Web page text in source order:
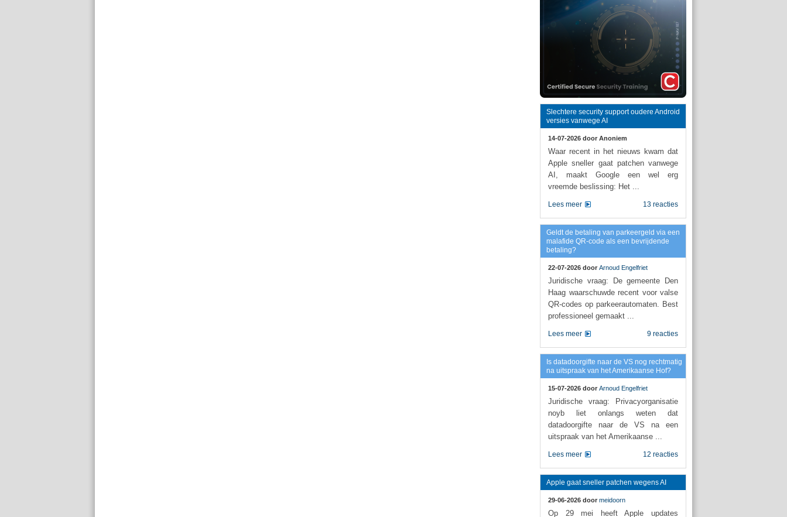
Slechtere security support oudere Android
versies vanwege AI
14-07-2026 door Anoniem
Waar recent in het nieuws kwam dat
Apple sneller gaat patchen vanwege
AI, maakt Google een wel erg
vreemde beslissing: Het ...
13 reacties
Lees meer
Geldt de betaling van parkeergeld via een
malafide QR-code als een bevrijdende
betaling?
22-07-2026 door Arnoud Engelfriet
Juridische vraag: De gemeente Den
Haag waarschuwde recent voor valse
QR-codes op parkeerautomaten. Best
professioneel gemaakt ...
9 reacties
Lees meer
Is datadoorgifte naar de VS nog rechtmatig
na uitspraak van het Amerikaanse Hof?
15-07-2026 door Arnoud Engelfriet
Juridische vraag: Privacyorganisatie
noyb liet onlangs weten dat
datadoorgifte naar de VS na een
uitspraak van het Amerikaanse ...
12 reacties
Lees meer
Apple gaat sneller patchen wegens AI
29-06-2026 door meidoorn
Op 29 mei heeft Apple updates